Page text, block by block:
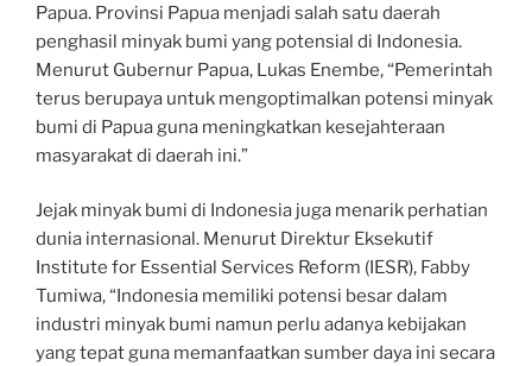
Papua. Provinsi Papua menjadi salah satu daerah
penghasil minyak bumi yang potensial di Indonesia.
Menurut Gubernur Papua, Lukas Enembe, “Pemerintah
terus berupaya untuk mengoptimalkan potensi minyak
bumi di Papua guna meningkatkan kesejahteraan
masyarakat di daerah ini.”
Jejak minyak bumi di Indonesia juga menarik perhatian
dunia internasional. Menurut Direktur Eksekutif
Institute for Essential Services Reform (IESR), Fabby
Tumiwa, “Indonesia memiliki potensi besar dalam
industri minyak bumi namun perlu adanya kebijakan
yang tepat guna memanfaatkan sumber daya ini secara